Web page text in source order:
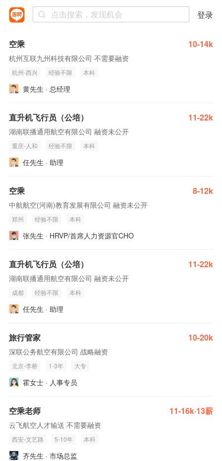
登录
空乘 10-14k
杭州互联九州科技有限公司 不需要融资
杭州-西兴 经验不限 本科
黄先生 · 总经理
直升机飞行员（公培） 11-22k
湖南联播通用航空有限公司 融资未公开
重庆-人和 经验不限 本科
任先生 · 助理
空乘 8-12k
中航航空(河南)教育发展有限公司 融资未公开
郑州 经验不限 本科
张先生 · HRVP/首席人力资源官CHO
直升机飞行员（公培） 11-22k
湖南联播通用航空有限公司 融资未公开
成都 经验不限 本科
任先生 · 助理
旅行管家 10-20k
深联公务航空有限公司 战略融资
北京-李桥 1-3年 大专
霍女士 · 人事专员
空乘老师 11-16k·13薪
云飞航空人才输送 不需要融资
西安-文艺路 5-10年 本科
齐先生 · 市场总监